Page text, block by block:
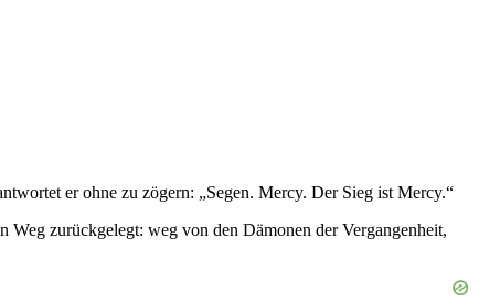
er ohne zu zögern: „Segen. Mercy. Der Sieg ist Mercy.“
zurückgelegt: weg von den Dämonen der Vergangenheit,